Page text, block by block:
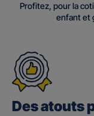
Profitez, pour la
enfant et
Des atouts